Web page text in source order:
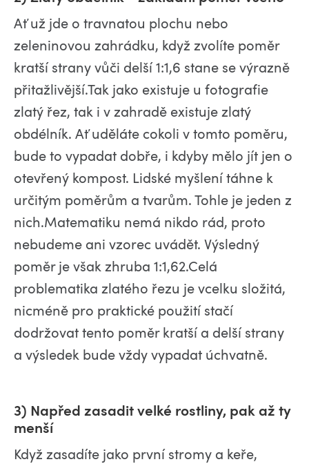
Ať už jde o travnatou plochu nebo
zeleninovou zahrádku, když zvolíte poměr
kratší strany vůči delší 1:1,6 stane se výrazně
přitažlivější.Tak jako existuje u fotografie
zlatý řez, tak i v zahradě existuje zlatý
obdélník. Ať uděláte cokoli v tomto poměru,
bude to vypadat dobře, i kdyby mělo jít jen o
otevřený kompost. Lidské myšlení táhne k
určitým poměrům a tvarům. Tohle je jeden z
nich.Matematiku nemá nikdo rád, proto
nebudeme ani vzorec uvádět. Výsledný
poměr je však zhruba 1:1,62.Celá
problematika zlatého řezu je vcelku složitá,
nicméně pro praktické použití stačí
dodržovat tento poměr kratší a delší strany
a výsledek bude vždy vypadat úchvatně.
3) Napřed zasadit velké rostliny, pak až ty
menší
Když zasadíte jako první stromy a keře,